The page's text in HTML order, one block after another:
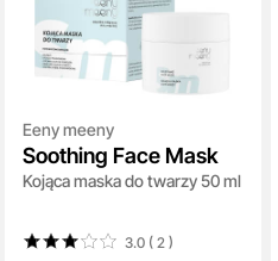
Eeny meeny
Soothing Face Mask
Kojąca maska do twarzy 50 ml
3.0 ( 2 )